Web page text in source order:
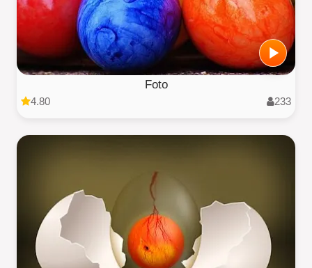
Foto
4.80 233